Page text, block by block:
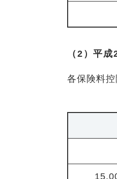
（2）平
各保険料